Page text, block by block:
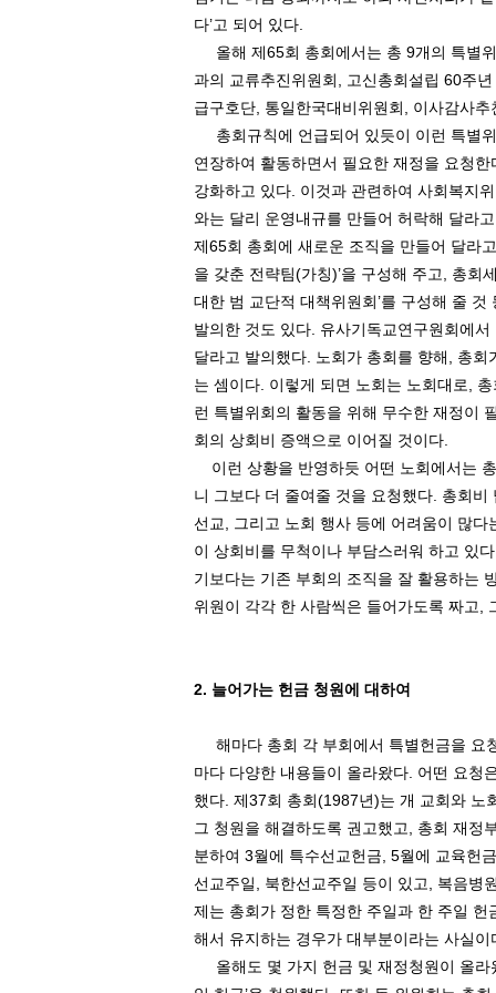
다’고 되어 있다.
올해 제65회 총회에서는 총 9개의 특별
과의 교류추진위원회
고신총회설립 60주년
급구호단, 통일한국대비위원회
이사감사추
총회규칙에 언급되어 있듯이 이런 특별
연장하여 활동하면서 필요한 재정을 요청한
강화하고 있다. 이것과 관련하여 사회복지
와는 달리 운영내규를 만들어 허락해 달라
제65회 총회에 새로운 조직을 만들어 달라
을 갖춘 전략팀(가칭)’을 구성해 주고
총회
대한 범 교단적 대책위원회’를 구성해 줄 것
발의한 것도 있다. 유사기독교연구원회에
달라고 발의했다. 노회가 총회를 향해
총회
는 셈이다. 이렇게 되면 노회는 노회대로
런 특별위회의 활동을 위해 무수한 재정이
회의 상회비 증액으로 이어질 것이다.
이런 상황을 반영하듯 어떤 노회에서는
니 그보다 더 줄여줄 것을 요청했다. 총회비
선교
그리고 노회 행사 등에 어려움이 많다
이 상회비를 무척이나 부담스러워 하고 있
기보다는 기존 부회의 조직을 잘 활용하는
위원이 각각 한 사람씩은 들어가도록 짜고
2. 늘어가는 헌금 청원에 대하여
해마다 총회 각 부회에서 특별헌금을 요
마다 다양한 내용들이 올라왔다. 어떤 요청
했다. 제37회 총회(1987년)는 개 교회와 노
그 청원을 해결하도록 권고했고
총회 재정
분하여 3월에 특수선교헌금 , 5월에 교육헌금
선교주일
북한선교주일 등이 있고
복음병
제는 총회가 정한 특정한 주일과 한 주일
해서 유지하는 경우가 대부분이라는 사실이
올해도 몇 가지 헌금 및 재정청원이 올라